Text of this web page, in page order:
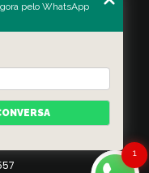
1
pelo WhatsApp